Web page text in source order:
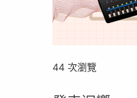
44 次瀏覽